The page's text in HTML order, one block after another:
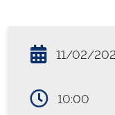
11/02/
10:00